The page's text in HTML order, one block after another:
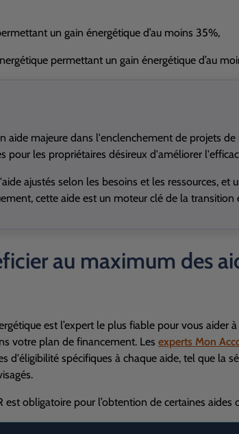
un gain énergétique d’au moins 35%,
permettant un gain énergétique d’au
aide majeure dans l'enclenchement de projets
pour les propriétaires désireux d'améliorer
ajustés selon les besoins et les ressources,
cette aide est un moteur clé de la transition
au maximum des
est l’expert le plus fiable pour vous aider
votre plan de financement. Les experts Mon
d'éligibilité spécifiques à chaque aide, tel que la
est obligatoire pour l’obtention de certaines aides